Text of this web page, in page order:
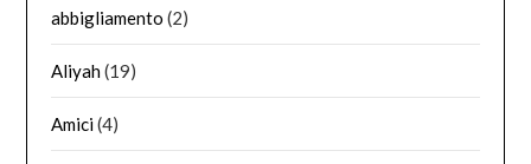
abbigliamento (2)
Aliyah(19)
Amici(4)